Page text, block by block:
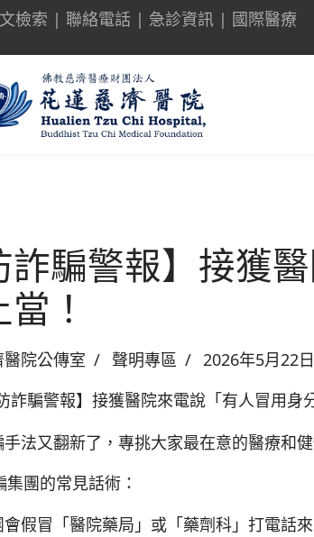
檢索 | 聯絡電話| 急診資訊| 國際醫療
詐騙警報】接獲
！
院公傳室 聲明專區 2026年5月22日
詐騙警報】接獲醫院來電說「有人冒用身
法又翻新了，專挑大家最在意的醫療和
集團的常見話術：
假冒「醫院藥局」或「藥劑科」打電話來